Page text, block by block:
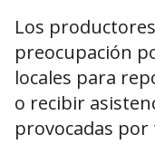
Los
preocupación
locales para
o recibir
provocadas